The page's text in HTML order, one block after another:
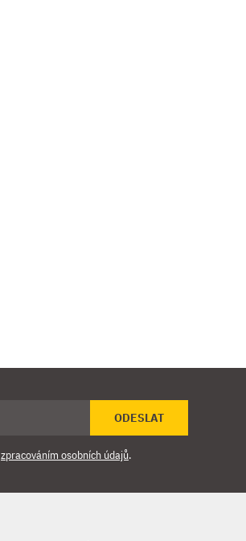
ODESLAT
zpracováním osobních údajů.